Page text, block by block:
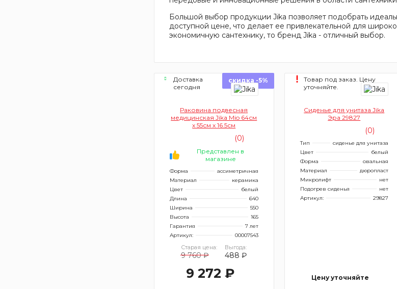
Большой выбор продукции Jika позволяет подобрать
доступной цене, что делает ее привлекательной для
экономичную сантехнику, то бренд Jika - отличный выбор.
Доставка
сегодня
скидка -5%
Раковина подвесная
медицинская Jika Mio 64см
х 55см х 16.5см
(0)
Представлен в
магазине
Форма
ассиметричная
Материал
керамика
Цвет
белый
Длина
640
Ширина
550
Высота
165
Гарантия
7 лет
Артикул:
00007543
Старая цена:
9 760 ₽
Выгода:
488 ₽
9 272 ₽
Товар под заказ. Цену
уточняйте.
Сиденье для унитаза Jika
Эра 29827
(0)
Тип
сиденье для унитаза
Цвет
белый
Форма
овальная
Материал
дюропласт
Микролифт
нет
Подогрев сиденья
нет
Артикул:
29827
Цену уточняйте